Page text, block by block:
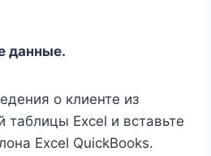
данные.
о клиенте из
Excel и вставьте
Excel QuickBooks.